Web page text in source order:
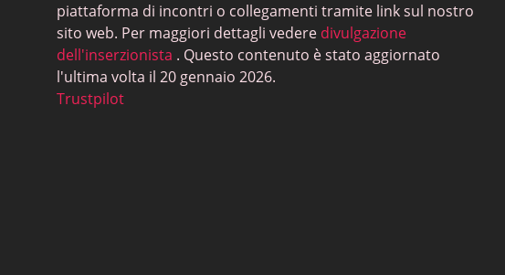
piattaforma di incontri o collegamenti tramite link sul nostro
sito web. Per maggiori dettagli vedere divulgazione
dell'inserzionista . Questo contenuto è stato aggiornato
l'ultima volta il 20 gennaio 2026.
Trustpilot